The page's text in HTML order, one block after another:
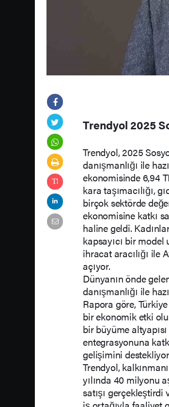
Trendyol 2025
Trendyol, 2025
danışmanlığı ile
ekonomisinde 6,94
kara taşımacılığı,
birçok sektörde
ekonomisine katkı
haline geldi.
kapsayıcı bir
ihracat aracılığı ile
açıyor.
Dünyanın önde
danışmanlığı ile
Rapora göre,
bir ekonomik etki
bir büyüme
entegrasyonuna
gelişimini
Trendyol,
yılında 40 milyonu
satışı gerçekleştirdi